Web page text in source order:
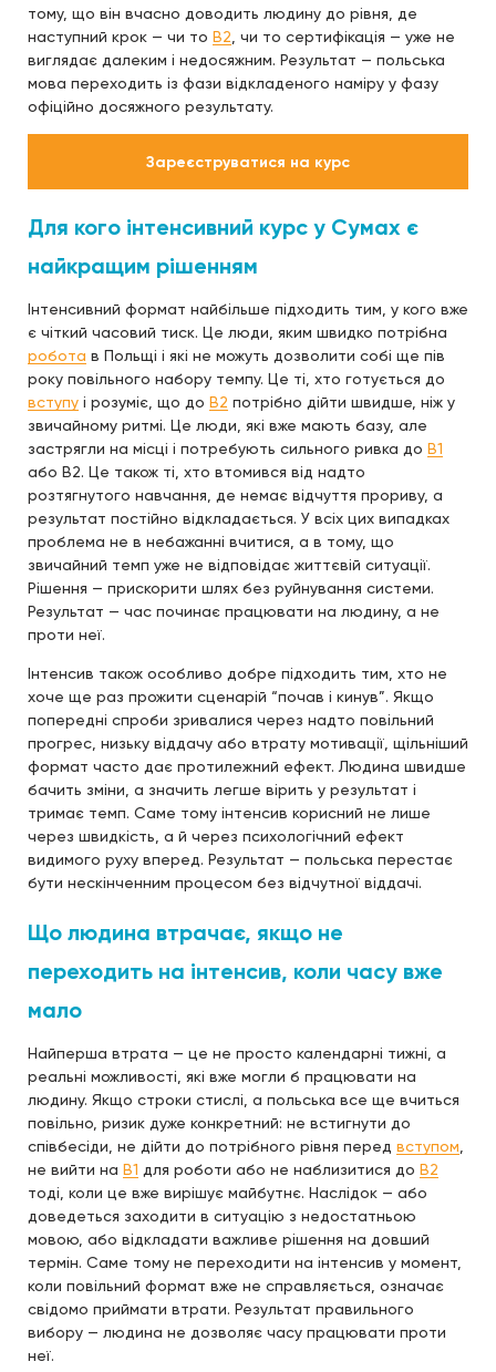
тому, що він вчасно доводить людину до рівня, де
наступний крок — чи то B2 , чи то сертифікація — уже не
виглядає далеким і недосяжним. Результат — польська
мова переходить із фази відкладеного наміру у фазу
офіційно досяжного результату.
Зареєструватися на курс
Для кого інтенсивний курс у Сумах є
найкращим рішенням
Інтенсивний формат найбільше підходить тим, у кого вже
є чіткий часовий тиск. Це люди, яким швидко потрібна
робота в Польщі і які не можуть дозволити собі ще пів
року повільного набору темпу. Це ті, хто готується до
вступу і розуміє, що до B2 потрібно дійти швидше, ніж у
звичайному ритмі. Це люди, які вже мають базу, але
застрягли на місці і потребують сильного ривка до B1
або B2. Це також ті, хто втомився від надто
розтягнутого навчання, де немає відчуття прориву, а
результат постійно відкладається. У всіх цих випадках
проблема не в небажанні вчитися, а в тому, що
звичайний темп уже не відповідає життєвій ситуації.
Рішення — прискорити шлях без руйнування системи.
Результат — час починає працювати на людину, а не
проти неї.
Інтенсив також особливо добре підходить тим, хто не
хоче ще раз прожити сценарій “почав і кинув”. Якщо
попередні спроби зривалися через надто повільний
прогрес, низьку віддачу або втрату мотивації, щільніший
формат часто дає протилежний ефект. Людина швидше
бачить зміни, а значить легше вірить у результат і
тримає темп. Саме тому інтенсив корисний не лише
через швидкість, а й через психологічний ефект
видимого руху вперед. Результат — польська перестає
бути нескінченним процесом без відчутної віддачі.
Що людина втрачає, якщо не
переходить на інтенсив, коли часу вже
мало
Найперша втрата — це не просто календарні тижні, а
реальні можливості, які вже могли б працювати на
людину. Якщо строки стислі, а польська все ще вчиться
повільно, ризик дуже конкретний: не встигнути до
співбесіди, не дійти до потрібного рівня перед вступом
не вийти на B1 для роботи або не наблизитися до B2
тоді, коли це вже вирішує майбутнє. Наслідок — або
доведеться заходити в ситуацію з недостатньою
мовою, або відкладати важливе рішення на довший
термін. Саме тому не переходити на інтенсив у момент,
коли повільний формат вже не справляється, означає
свідомо приймати втрати. Результат правильного
вибору — людина не дозволяє часу працювати проти
неї.